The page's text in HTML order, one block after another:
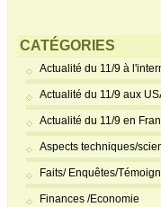
CATÉGORIES
Actualité du 11/9 à
Actualité du 11/9 aux
Actualité du 11/9 en
Aspects techniques/
Faits/ Enquêtes/
Finances /Economie